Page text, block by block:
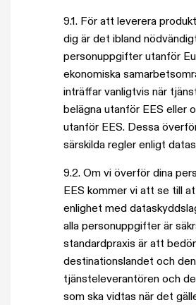
9.1. För att leverera
dig är det ibland
personuppgifter utanför
ekonomiska
inträffar vanligtvis när
belägna utanför EES eller
utanför EES. Dessa
särskilda regler enligt
9.2. Om vi överför dina
EES kommer vi att se till
enlighet med
alla personuppgifter är
standardpraxis är att
destinationslandet och
tjänsteleverantören och
som ska vidtas när det